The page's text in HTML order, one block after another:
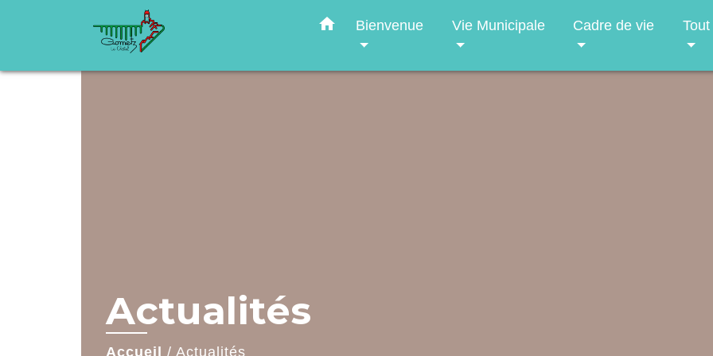
home Bienvenue Vie Municipale Cadre de vie
Actualités
Accueil / Actualités